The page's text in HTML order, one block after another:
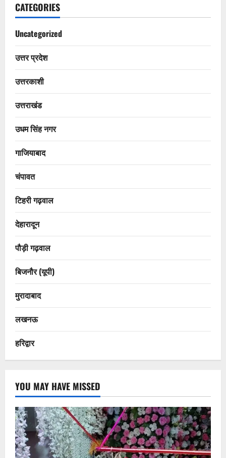
CATEGORIES
Uncategorized
उत्तर प्रदेश
उत्तरकाशी
उत्तराखंड
उधम सिंह नगर
गाजियाबाद
चंपावत
टिहरी गढ़वाल
देहारादून
पौड़ी गढ़वाल
बिजनौर (यूपी)
मुरादाबाद
लखनऊ
हरिद्वार
YOU MAY HAVE MISSED